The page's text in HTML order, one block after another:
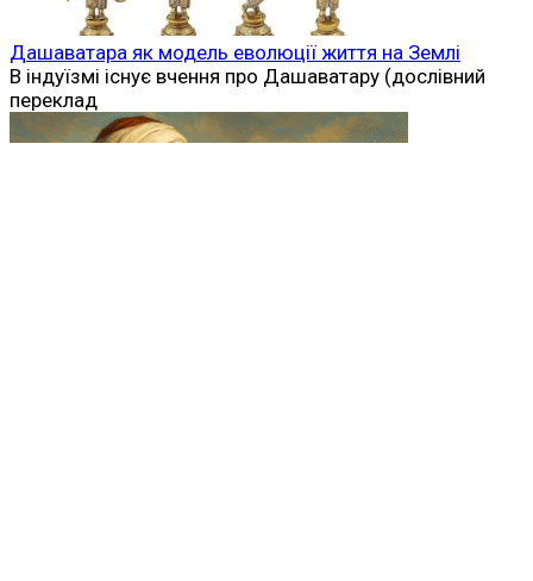
Дашаватара як модель еволюції життя на Землі
В індуїзмі існує вчення про Дашаватару (дослівний
переклад